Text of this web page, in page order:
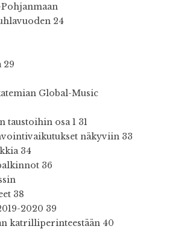
24
29
Global-Music
taustoihin osa 1 31
näkyviin 33
34
36
38
2020 39
katrilliperinteestään 40